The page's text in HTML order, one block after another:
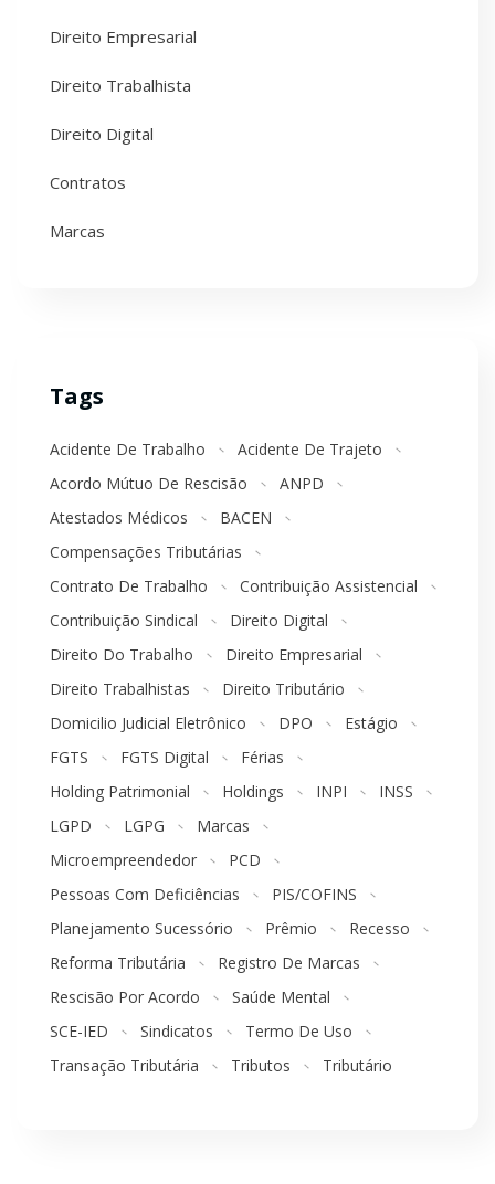
Direito Empresarial
Direito Trabalhista
Direito Digital
Contratos
Marcas
Tags
Acidente De Trabalho
Acidente De Trajeto
Acordo Mútuo De Rescisão
ANPD
Atestados Médicos
BACEN
Compensações Tributárias
Contrato De Trabalho
Contribuição Assistencial
Contribuição Sindical
Direito Digital
Direito Do Trabalho
Direito Empresarial
Direito Trabalhistas
Direito Tributário
Domicilio Judicial Eletrônico
DPO
Estágio
FGTS
FGTS Digital
Férias
Holding Patrimonial
Holdings INPI
INSS
LGPD
LGPG
Marcas
Microempreendedor
PCD
Pessoas Com Deficiências
PIS/COFINS
Planejamento Sucessório
Prêmio
Recesso
Reforma Tributária
Registro De Marcas
Rescisão Por Acordo
Saúde Mental
SCE-IED
Sindicatos
Termo De Uso
Transação Tributária
Tributos Tributário